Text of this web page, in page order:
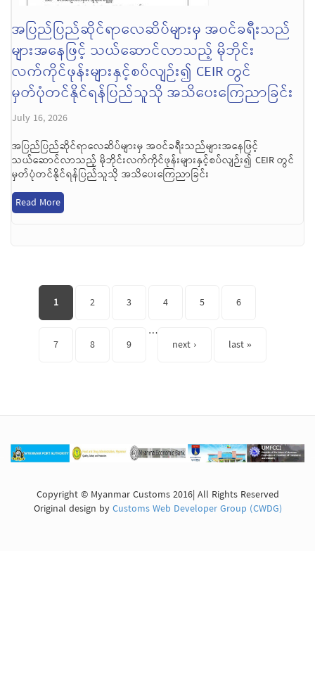
အပြည်ပြည်ဆိုင်ရာလေဆိပ်များမှ အဝင်ခရီးသည်
များအနေဖြင့် သယ်ဆောင်လာသည့် မိုဘိုင်း
လက်ကိုင်ဖုန်းများနှင့်စပ်လျဉ်း၍ CEIR တွင်
မှတ်ပုံတင်နိုင်ရန်ပြည်သူသို အသိပေးကြေညာခြင်း
July 16, 2026
အပြည်ပြည်ဆိုင်ရာလေဆိပ်များမှ အဝင်ခရီးသည်များအနေဖြင့်
သယ်ဆောင်လာသည့် မိုဘိုင်းလက်ကိုင်ဖုန်းများနှင့်စပ်လျဉ်း၍ CEIR တွင်
မှတ်ပုံတင်နိုင်ရန်ပြည်သူသို အသိပေးကြေညာခြင်း
Read More
Pages
1 2 3 4 5 6
7 8 9
…
next ›
last »
Copyright © Myanmar Customs 2016| All Rights Reserved
Original design byCustoms Web Developer Group (CWDG)